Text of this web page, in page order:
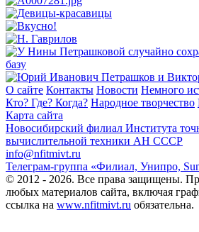
О сайте Контакты Новости Немного
Кто? Где? Когда? Народное творчество
Карта сайта
Новосибирский филиал Института
вычислительной техники АН СССР
info@nfitmivt.ru
Телеграм-группа «Филиал, Унипро,
© 2012 - 2026. Все права защищены.
любых материалов сайта, включая
ссылка на www.nfitmivt.ru обязательна.